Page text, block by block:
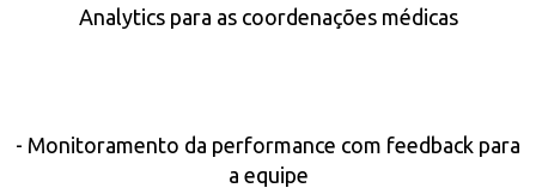
Analytics para as coordenações médicas
- Monitoramento da performance com feedback para
a equipe